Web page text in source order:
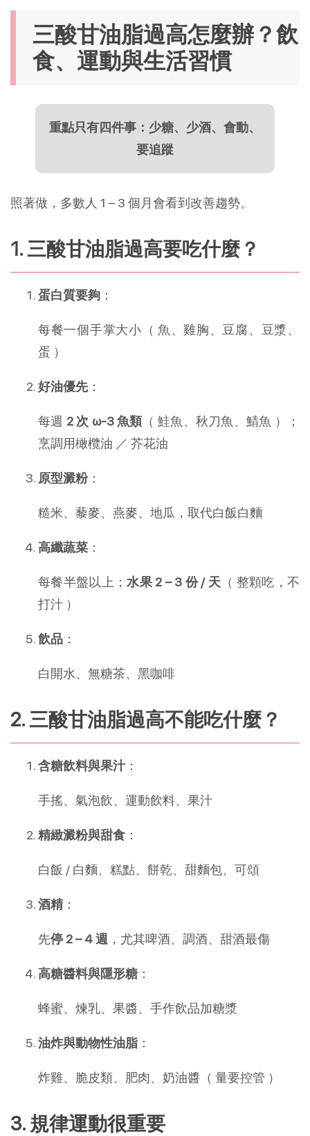
三酸甘油脂過高怎麼辦？飲
食、運動與生活習慣
重點只有四件事：少糖、少酒、會動、
要追蹤
照著做，多數人 1 – 3 個月會看到改善趨勢。
1. 三酸甘油脂過高要吃什麼？
蛋白質要夠 ：
每餐一個手掌大小（ 魚、雞胸、豆腐、豆漿、
蛋 ）
好油優先：
每週 2 次 ω-3 魚類（ 鮭魚、秋刀魚、鯖魚 ）；
烹調用橄欖油 ／ 芥花油
原型澱粉：
糙米、藜麥、燕麥、地瓜，取代白飯白麵
高纖蔬菜 ：
每餐半盤以上； 水果 2 – 3 份 / 天（ 整顆吃，不
打汁 ）
飲品 ：
白開水、無糖茶、黑咖啡
2. 三酸甘油脂過高不能吃什麼？
含糖飲料與果汁：
手搖、氣泡飲、運動飲料、果汁
精緻澱粉與甜食 ：
白飯 / 白麵、糕點、餅乾、甜麵包、可頌
酒精：
先停 2 – 4 週 ，尤其啤酒、調酒、甜酒最傷
高糖醬料與隱形糖 ：
蜂蜜、煉乳、果醬、手作飲品加糖漿
油炸與動物性油脂 ：
炸雞、脆皮類、肥肉、奶油醬（ 量要控管 ）
3. 規律運動很重要